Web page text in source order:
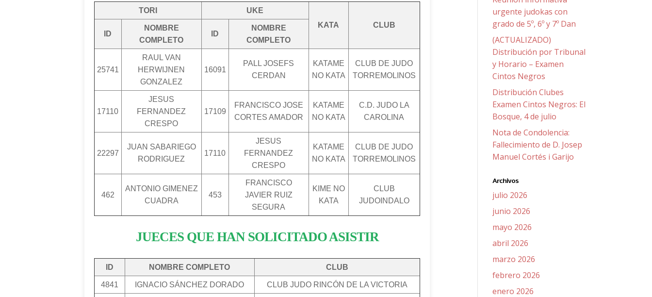
TORI
UKE
KATA
CLUB
ID
NOMBRE
COMPLETO
ID
NOMBRE
COMPLETO
25741
RAUL VAN
HERWIJNEN
GONZALEZ
16091
PALL JOSEFS
CERDAN
KATAME
NO KATA
CLUB DE JUDO
TORREMOLINOS
17110
JESUS
FERNANDEZ
CRESPO
17109
FRANCISCO JOSE
CORTES AMADOR
KATAME
NO KATA
C.D. JUDO LA
CAROLINA
22297
JUAN SABARIEGO
RODRIGUEZ
17110
JESUS
FERNANDEZ
CRESPO
KATAME
NO KATA
CLUB DE JUDO
TORREMOLINOS
462
ANTONIO GIMENEZ
CUADRA
453
FRANCISCO
JAVIER RUIZ
SEGURA
KIME NO
KATA
CLUB
JUDOINDALO
JUECES QUE HAN SOLICITADO ASISTIR
ID NOMBRE COMPLETO CLUB
4841 IGNACIO SÁNCHEZ DORADO CLUB JUDO RINCÓN DE LA VICTORIA
urgente judokas con
grado de 5º, 6º y 7º Dan
(ACTUALIZADO)
Distribución por Tribunal
y Horario – Examen
Cintos Negros
Distribución Clubes
Examen Cintos Negros: El
Bosque, 4 de julio
Nota de Condolencia:
Fallecimiento de D. Josep
Manuel Cortés i Garijo
Archivos
julio 2026
junio 2026
mayo 2026
abril 2026
marzo 2026
febrero 2026
enero 2026